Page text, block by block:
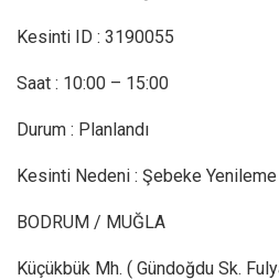
Kesinti ID : 3190055
Saat : 10:00 – 15:00
Durum : Planlandı
Kesinti Nedeni : Şebeke Yenileme
BODRUM / MUĞLA
Küçükbük Mh. ( Gündoğdu Sk.